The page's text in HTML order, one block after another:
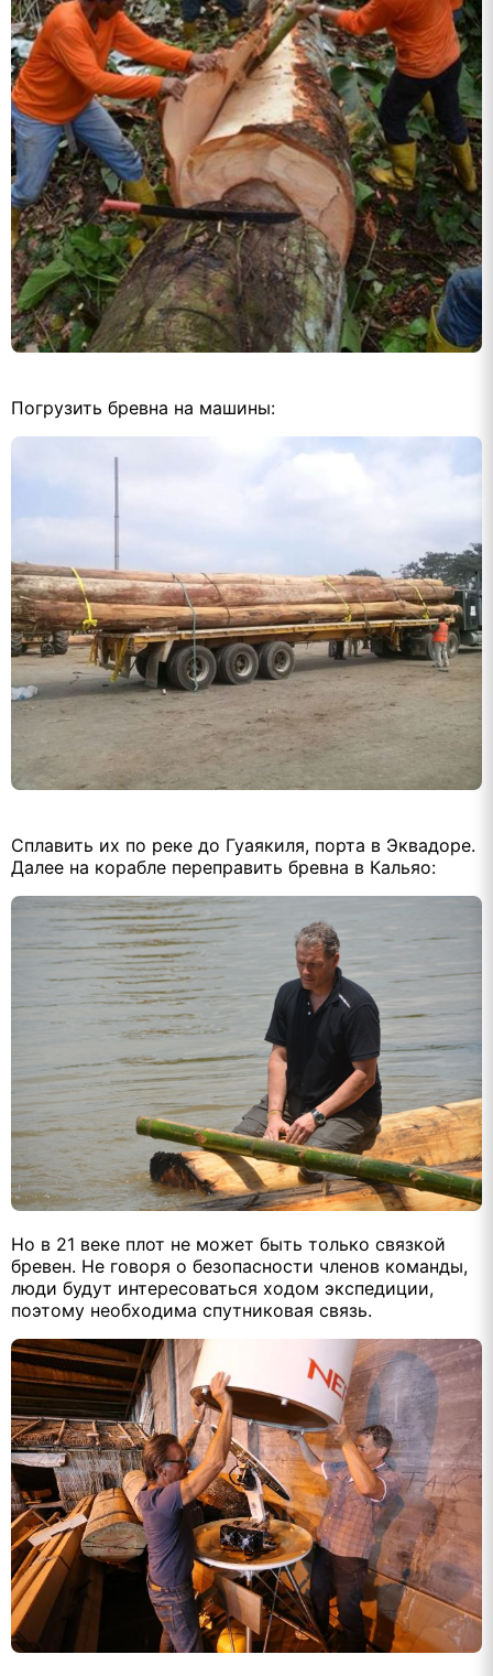
Погрузить бревна на машины:
Сплавить их по реке до Гуаякиля, порта в Эквадоре.
Далее на корабле переправить бревна в Кальяо:
Но в 21 веке плот не может быть только связкой
бревен. Не говоря о безопасности членов команды,
люди будут интересоваться ходом экспедиции,
поэтому необходима спутниковая связь.